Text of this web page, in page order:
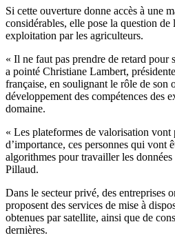
Si cette ouverture donne accès à une
considérables, elle pose la question
exploitation par les agriculteurs.
« Il ne faut pas prendre de retard pour
a pointé Christiane Lambert,
française, en soulignant le rôle de son
développement des compétences des
domaine.
« Les plateformes de valorisation vont
d’importance, ces personnes qui vont
algorithmes pour travailler les
Pillaud.
Dans le secteur privé, des entreprises
proposent des services de mise à
obtenues par satellite, ainsi que de
dernières.